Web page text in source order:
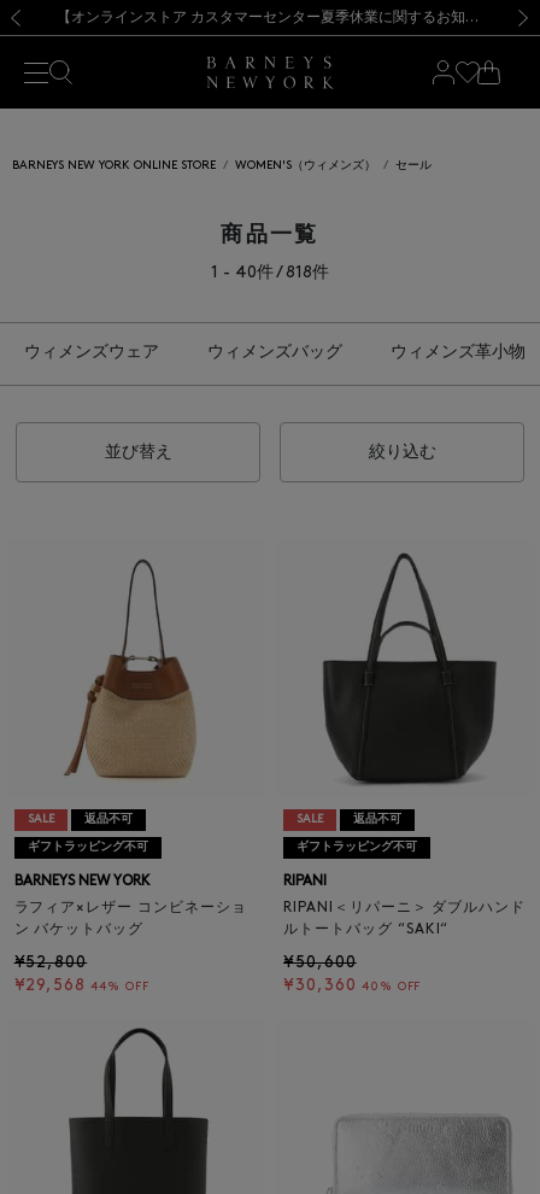
新規登録のお客様も対象！＜MY BARNEYS＞会員のお客様は11,000円（税込）以上のお買上げで常時送料無料！お買い物の際は会員登録を！
【夏季休業に伴う出荷一時停止のお知らせ】(2026.8.7) 【オンラインストア カスタマーセンター夏季休業に関するお知らせ】（2026.8.7）
【夏季休業に伴う返品・交換承り一時停止のお知らせ】（2026.8.5）
熊本県を中心とした地震の影響によるお荷物のお届けについて
【開催中】SUMMER SALEのご案内・ご注意事項 新規登録のお客様も対象！＜MY BARNEYS＞会員のお客様は11,000円（税込）以上のお買上げで常時送料無料！お買い物の際は会員登録を！
【夏季休業に伴う出荷一時停止のお知らせ】(2026.8.7)
BARNEYS NEW YORK ONLINE STORE WOMEN'S（ウィメンズ） セール
商品一覧
1 - 40件 / 818件
ウィメンズウェア ウィメンズバッグ ウィメンズ革小物
並び替え 絞り込む
SALE 返品不可
ギフトラッピング不可
BARNEYS NEW YORK
ラフィア×レザー コンビネーショ
ン バケットバッグ
¥52,800
¥29,568 44% OFF
SALE 返品不可
ギフトラッピング不可
RIPANI
RIPANI＜リパーニ＞ ダブルハンド
ルトートバッグ “SAKI“
¥50,600
¥30,360 40% OFF